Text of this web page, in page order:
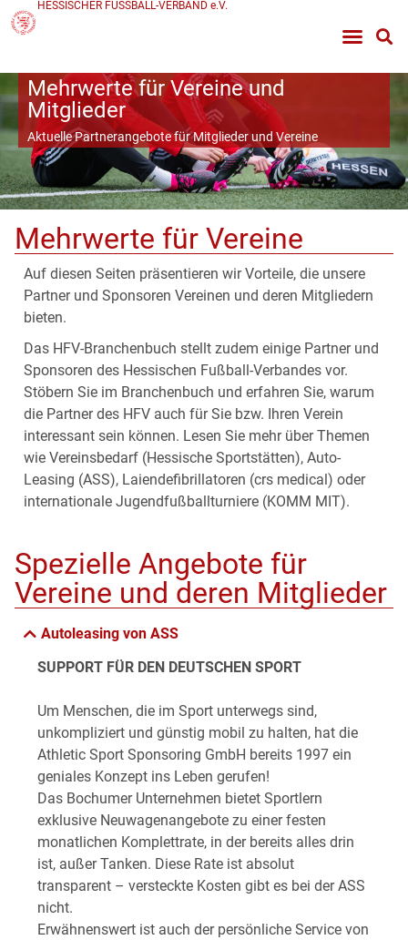
HESSISCHER FUSSBALL-VERBAND e.V.
Mehrwerte für Vereine und
Mitglieder
Aktuelle Partnerangebote für Mitglieder und Vereine
Mehrwerte für Vereine
Auf diesen Seiten präsentieren wir Vorteile, die unsere
Partner und Sponsoren Vereinen und deren Mitgliedern
bieten.
Das HFV-Branchenbuch stellt zudem einige Partner und
Sponsoren des Hessischen Fußball-Verbandes vor.
Stöbern Sie im Branchenbuch und erfahren Sie, warum
die Partner des HFV auch für Sie bzw. Ihren Verein
interessant sein können. Lesen Sie mehr über Themen
wie Vereinsbedarf (Hessische Sportstätten), Auto-
Leasing (ASS), Laiendefibrillatoren (crs medical) oder
internationale Jugendfußballturniere (KOMM MIT).
Spezielle Angebote für
Vereine und deren Mitglieder
Autoleasing von ASS
SUPPORT FÜR DEN DEUTSCHEN SPORT
Um Menschen, die im Sport unterwegs sind,
unkompliziert und günstig mobil zu halten, hat die
Athletic Sport Sponsoring GmbH bereits 1997 ein
geniales Konzept ins Leben gerufen!
Das Bochumer Unternehmen bietet Sportlern
exklusive Neuwagenangebote zu einer festen
monatlichen Komplettrate, in der bereits alles drin
ist, außer Tanken. Diese Rate ist absolut
transparent – versteckte Kosten gibt es bei der ASS
nicht.
Erwähnenswert ist auch der persönliche Service von